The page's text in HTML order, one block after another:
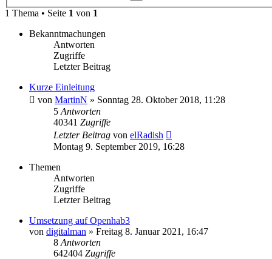
1 Thema • Seite 1 von 1
Bekanntmachungen
Antworten
Zugriffe
Letzter Beitrag
Kurze Einleitung
von MartinN » Sonntag 28. Oktober 2018, 11:28
5 Antworten
40341 Zugriffe
Letzter Beitrag von elRadish
Montag 9. September 2019, 16:28
Themen
Antworten
Zugriffe
Letzter Beitrag
Umsetzung auf Openhab3
von digitalman » Freitag 8. Januar 2021, 16:47
8 Antworten
642404 Zugriffe